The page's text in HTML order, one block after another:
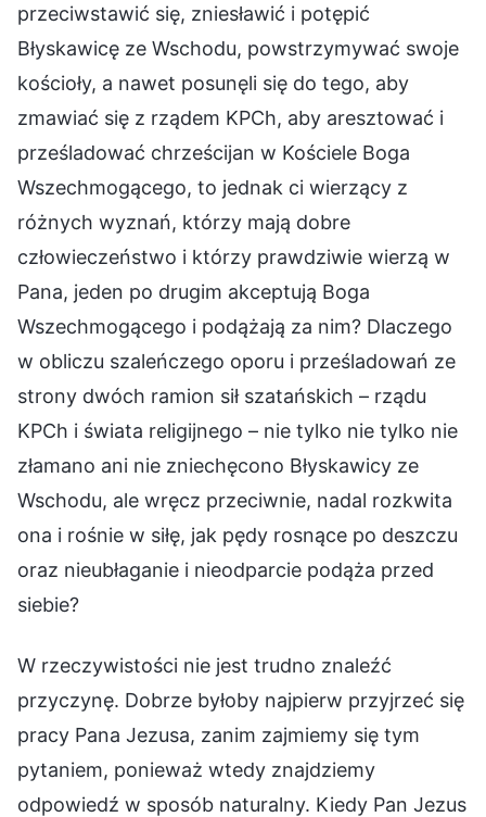
przeciwstawić się, zniesławić i potępić
Błyskawicę ze Wschodu, powstrzymywać swoje
kościoły, a nawet posunęli się do tego, aby
zmawiać się z rządem KPCh, aby aresztować i
prześladować chrześcijan w Kościele Boga
Wszechmogącego, to jednak ci wierzący z
różnych wyznań, którzy mają dobre
człowieczeństwo i którzy prawdziwie wierzą w
Pana, jeden po drugim akceptują Boga
Wszechmogącego i podążają za nim? Dlaczego
w obliczu szaleńczego oporu i prześladowań ze
strony dwóch ramion sił szatańskich – rządu
KPCh i świata religijnego – nie tylko nie tylko nie
złamano ani nie zniechęcono Błyskawicy ze
Wschodu, ale wręcz przeciwnie, nadal rozkwita
ona i rośnie w siłę, jak pędy rosnące po deszczu
oraz nieubłaganie i nieodparcie podąża przed
siebie?
W rzeczywistości nie jest trudno znaleźć
przyczynę. Dobrze byłoby najpierw przyjrzeć się
pracy Pana Jezusa, zanim zajmiemy się tym
pytaniem, ponieważ wtedy znajdziemy
odpowiedź w sposób naturalny. Kiedy Pan Jezus